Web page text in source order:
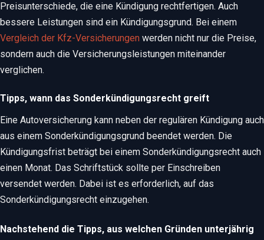
Preisunterschiede, die eine Kündigung rechtfertigen. Auch
bessere Leistungen sind ein Kündigungsgrund. Bei einem
Vergleich der Kfz-Versicherungen werden nicht nur die Preise,
sondern auch die Versicherungsleistungen miteinander
verglichen.
Tipps, wann das Sonderkündigungsrecht greift
Eine Autoversicherung kann neben der regulären Kündigung auch
aus einem Sonderkündigungsgrund beendet werden. Die
Kündigungsfrist beträgt bei einem Sonderkündigungsrecht auch
einen Monat. Das Schriftstück sollte per Einschreiben
versendet werden. Dabei ist es erforderlich, auf das
Sonderkündigungsrecht einzugehen.
Nachstehend die Tipps, aus welchen Gründen unterjährig